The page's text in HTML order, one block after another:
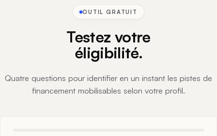
OUTIL GRATUIT
Testez votre
éligibilité.
Quatre questions pour identifier en un instant les pistes de
financement mobilisables selon votre profil.